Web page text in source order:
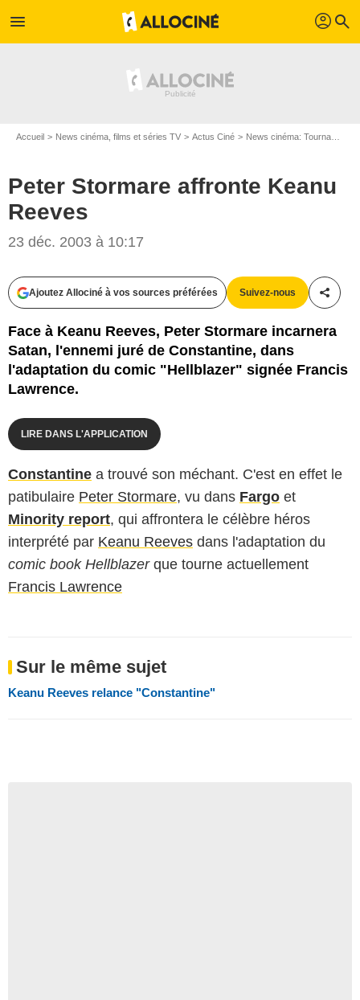
menu profil search
Accueil News cinéma, films et séries TV Actus Ciné News cinéma: Tournages
Peter Stormare affronte Keanu
Reeves
23 déc. 2003 à 10:17
Ajoutez Allociné à vos sources préférées Suivez-nous
Face à Keanu Reeves, Peter Stormare incarnera
Satan, l'ennemi juré de Constantine, dans
l'adaptation du comic "Hellblazer" signée Francis
Lawrence.
LIRE DANS L'APPLICATION
Constantine a trouvé son méchant. C'est en effet le
patibulaire Peter Stormare, vu dans Fargo et
Minority report, qui affrontera le célèbre héros
interprété par Keanu Reeves dans l'adaptation du
comic book Hellblazerque tourne actuellement
Francis Lawrence
Sur le même sujet
Keanu Reeves relance "Constantine"